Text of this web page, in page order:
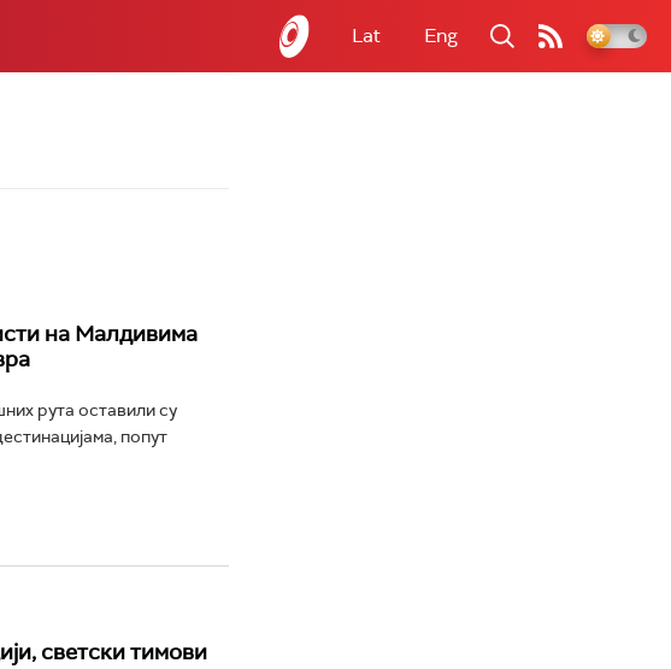
Lat Eng
на Малдивима
рута оставили су
попут
светски тимови